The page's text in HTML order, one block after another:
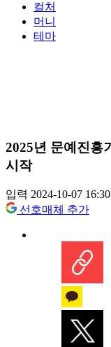
컬처
머니
테마
2025년 문예진흥
시작
입력 2024-10-07 16:30
선호매체 추가